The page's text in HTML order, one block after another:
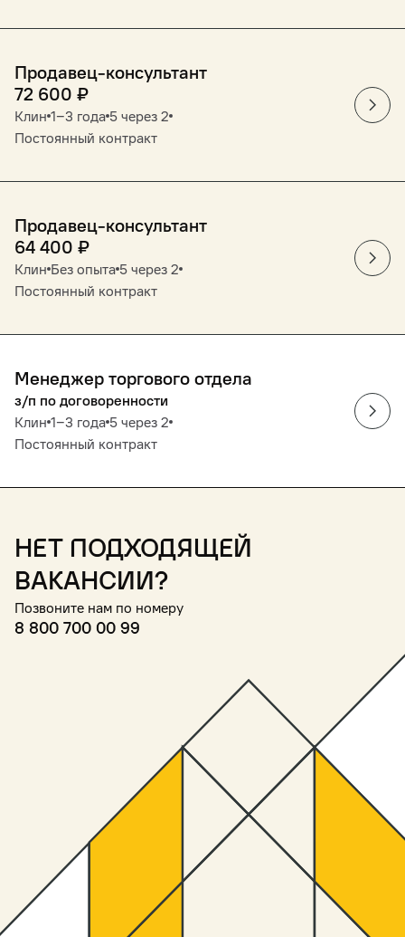
Продавец-консультант
72 600 ₽
Клин 1‒3 года 5 через 2
Постоянный контракт
Продавец-консультант
64 400 ₽
Клин Без опыта 5 через 2
Постоянный контракт
Менеджер торгового отдела
з/п по договоренности
Клин 1‒3 года 5 через 2
Постоянный контракт
Нет подходящей
вакансии?
Позвоните нам по номеру
8 800 700 00 99